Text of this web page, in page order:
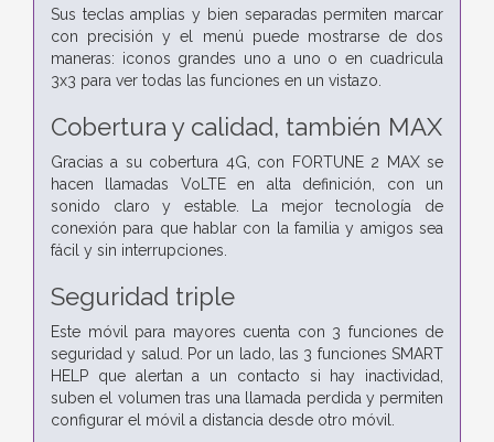
Sus teclas amplias y bien separadas permiten marcar
con precisión y el menú puede mostrarse de dos
maneras: iconos grandes uno a uno o en cuadricula
3x3 para ver todas las funciones en un vistazo.
Cobertura y calidad, también MAX
Gracias a su cobertura 4G, con FORTUNE 2 MAX se
hacen llamadas VoLTE en alta definición, con un
sonido claro y estable. La mejor tecnología de
conexión para que hablar con la familia y amigos sea
fácil y sin interrupciones.
Seguridad triple
Este móvil para mayores cuenta con 3 funciones de
seguridad y salud. Por un lado, las 3 funciones SMART
HELP que alertan a un contacto si hay inactividad,
suben el volumen tras una llamada perdida y permiten
configurar el móvil a distancia desde otro móvil.